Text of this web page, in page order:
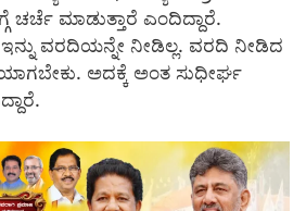
ಮಾಡುತ್ತಾರೆ ಎಂದಿದ್ದಾರೆ.
ವರದಿಯನ್ನೇ ನೀಡಿಲ್ಲ. ವರದಿ ನೀಡಿದ
ಅದಕ್ಕೆ ಅಂತ ಸುಧೀರ್ಘ